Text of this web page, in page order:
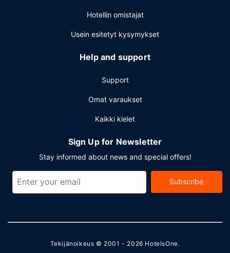
Hotellin omistajat
Usein esitetyt kysymykset
Help and support
Support
Omat varaukset
Kaikki kielet
Sign Up for Newsletter
Stay informed about news and special offers!
Subscribe
Tekijänoikeus © 2001 - 2026 HotelsOne.